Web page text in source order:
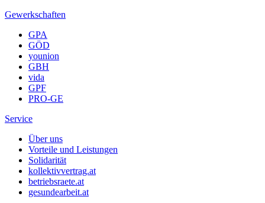
Gewerkschaften
GPA
GÖD
younion
GBH
vida
GPF
PRO-GE
Service
Über uns
Vorteile und Leistungen
Solidarität
kollektivvertrag.at
betriebsraete.at
gesundearbeit.at